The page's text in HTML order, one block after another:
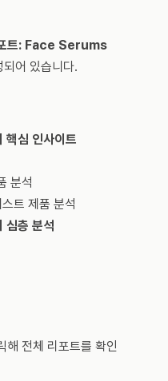
포트: Face Serums
어 있습니다.
심 인사이트
분석
트 제품 분석
층 분석
해 전체 리포트를 확인